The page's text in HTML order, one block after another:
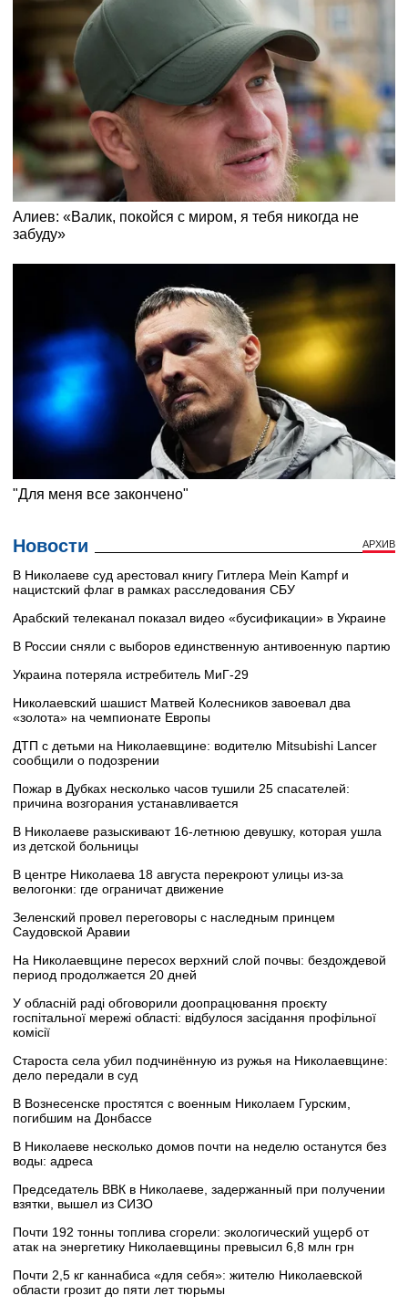
Новости АРХИВ
В Николаеве суд арестовал книгу Гитлера Mein Kampf и
нацистский флаг в рамках расследования СБУ
Арабский телеканал показал видео «бусификации» в Украине
В России сняли с выборов единственную антивоенную партию
Украина потеряла истребитель МиГ-29
Николаевский шашист Матвей Колесников завоевал два
«золота» на чемпионате Европы
ДТП с детьми на Николаевщине: водителю Mitsubishi Lancer
сообщили о подозрении
Пожар в Дубках несколько часов тушили 25 спасателей:
причина возгорания устанавливается
В Николаеве разыскивают 16-летнюю девушку, которая ушла
из детской больницы
В центре Николаева 18 августа перекроют улицы из-за
велогонки: где ограничат движение
Зеленский провел переговоры с наследным принцем
Саудовской Аравии
На Николаевщине пересох верхний слой почвы: бездождевой
период продолжается 20 дней
У обласній раді обговорили доопрацювання проєкту
госпітальної мережі області: відбулося засідання профільної
комісії
Староста села убил подчинённую из ружья на Николаевщине:
дело передали в суд
В Вознесенске простятся с военным Николаем Гурским,
погибшим на Донбассе
В Николаеве несколько домов почти на неделю останутся без
воды: адреса
Председатель ВВК в Николаеве, задержанный при получении
взятки, вышел из СИЗО
Почти 192 тонны топлива сгорели: экологический ущерб от
атак на энергетику Николаевщины превысил 6,8 млн грн
Почти 2,5 кг каннабиса «для себя»: жителю Николаевской
области грозит до пяти лет тюрьмы